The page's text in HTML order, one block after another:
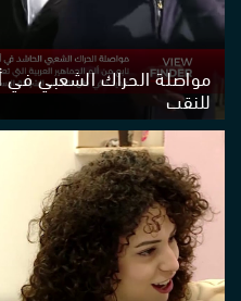
مواصلة الحراك الشعبي في
للنقب